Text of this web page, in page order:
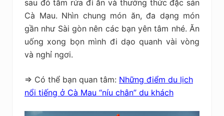
sau đó tắm rửa đi ăn và thưởng thức đặc sản
Cà Mau. Nhìn chung món ăn, đa dạng món
gần như Sài gòn nên các bạn yên tâm nhé. Ăn
uống xong bọn mình đi dạo quanh vài vòng
và nghỉ ngơi.
=> Có thể bạn quan tâm: Những điểm du lịch
nổi tiếng ở Cà Mau “níu chân” du khách